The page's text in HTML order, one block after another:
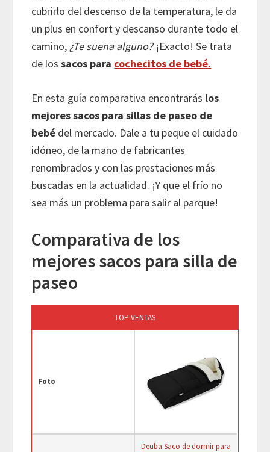
cubrirlo del descenso de la temperatura, le da
un plus en confort y descanso durante todo el
camino, ¿Te suena alguno?¡Exacto! Se trata
de los sacos para cochecitos de bebé.
En esta guía comparativa encontrarás los
mejores sacos para sillas de paseo de
bebé del mercado. Dale a tu peque el cuidado
idóneo, de la mano de fabricantes
renombrados y con las prestaciones más
buscadas en la actualidad. ¡Y que el frío no
sea más un problema para salir al parque!
Comparativa de los
mejores sacos para silla de
paseo
TOP VENTAS
Foto
Deuba Saco de dormir para